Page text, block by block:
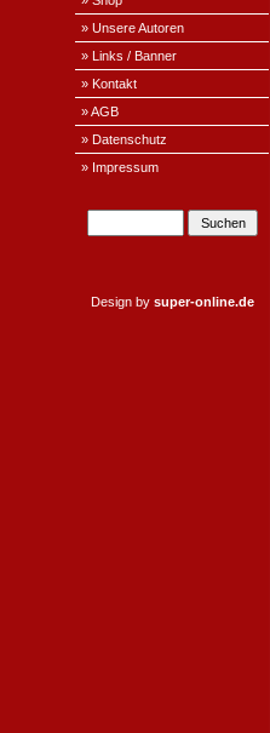
» Unsere Autoren
» Links / Banner
» Kontakt
» AGB
» Datenschutz
» Impressum
Design by super-online.de